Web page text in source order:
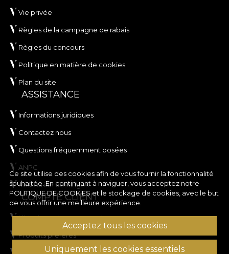
Ce site utilise des cookies afin de vous fournir la fonctionnalité
souhaitée. En continuant à naviguer, vous acceptez notre
POLITIQUE DE COOKIESet le stockage de cookies, avec le but
de vous offrir une meilleure expérience.
Acceptez tous les cookies
Uniquement les cookies essentiels
Vie privée
Règles de la campagne de rabais
Règles du concours
Politique en matière de cookies
Plan du site
ASSISTANCE
Informations juridiques
Contactez nous
Questions fréquemment posées
ANPC
Résolution des litiges
COMPTE CLIENT
Historique des commandes
Produits préférés
Modes de paiement